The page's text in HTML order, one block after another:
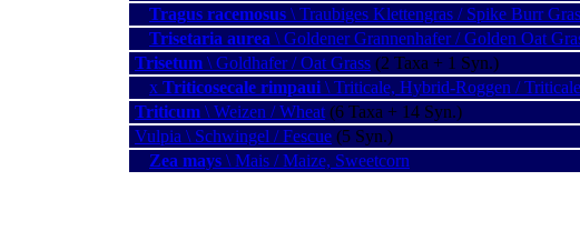
Tragus racemosus \ Traubiges Klettengras / Spike Burr
Trisetaria aurea \ Goldener Grannenhafer / Golden Oat
Trisetum \ Goldhafer / Oat Grass (2 Taxa + 1 Syn.)
x Triticosecale rimpaui \ Triticale, Hybrid-Roggen / Triticale
Triticum \ Weizen / Wheat (6 Taxa + 14 Syn.)
Vulpia \ Schwingel / Fescue (5 Syn.)
Zea mays \ Mais / Maize, Sweetcorn